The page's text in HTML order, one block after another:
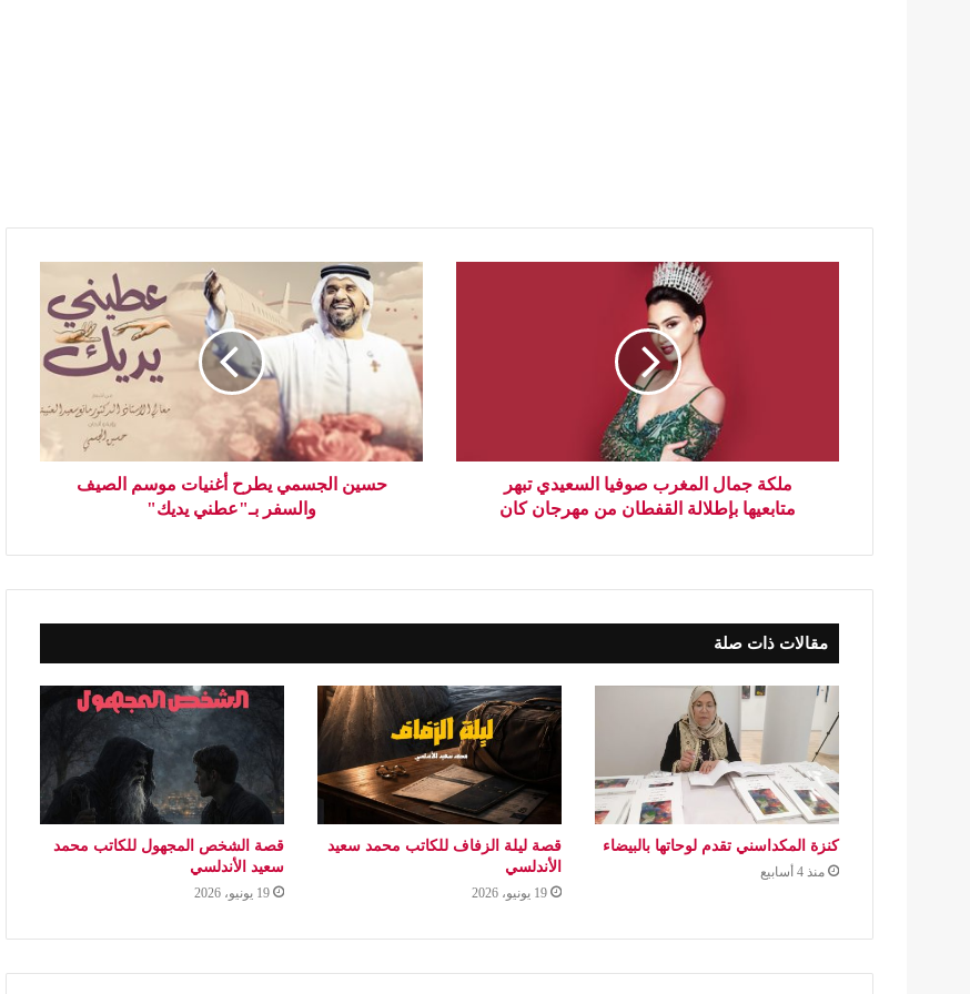
ملكة جمال المغرب صوفيا السعيدي تبهر
متابعيها بإطلالة القفطان من مهرجان كان
حسين الجسمي يطرح أغنيات موسم الصيف
والسفر بـ"عطني يديك"
مقالات ذات صلة
كنزة المكداسني تقدم لوحاتها بالبيضاء
منذ 4 أسابيع
قصة ليلة الزفاف للكاتب محمد سعيد
الأندلسي
19 يونيو، 2026
قصة الشخص المجهول للكاتب محمد
سعيد الأندلسي
19 يونيو، 2026